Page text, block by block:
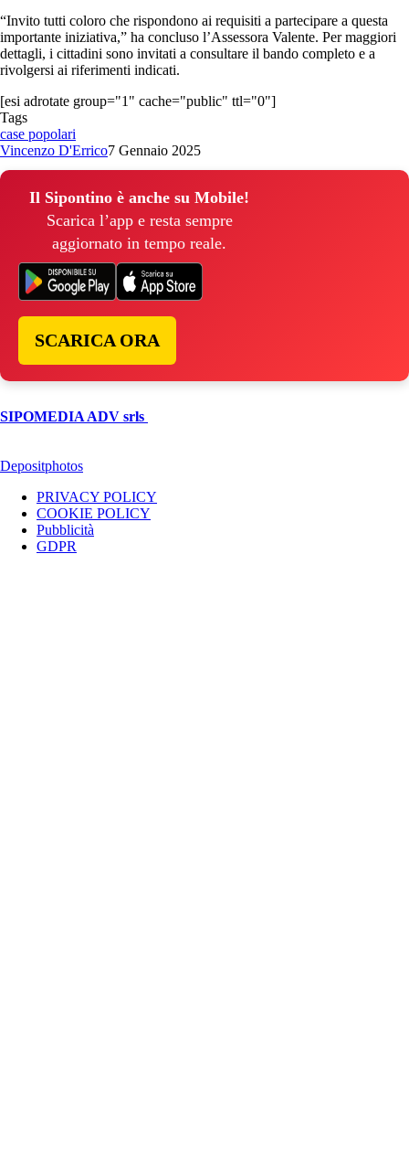
“Invito tutti coloro che rispondono ai requisiti a partecipare a questa
importante iniziativa,” ha concluso l’Assessora Valente. Per maggiori
dettagli, i cittadini sono invitati a consultare il bando completo e a
rivolgersi ai riferimenti indicati.
[esi adrotate group="1" cache="public" ttl="0"]
Tags
case popolari
Vincenzo D'Errico7 Gennaio 2025
Il Sipontino è anche su Mobile!
Scarica l’app e resta sempre
aggiornato in tempo reale.
SCARICA ORA
SIPOMEDIA ADV srls
Depositphotos
PRIVACY POLICY
COOKIE POLICY
Pubblicità
GDPR